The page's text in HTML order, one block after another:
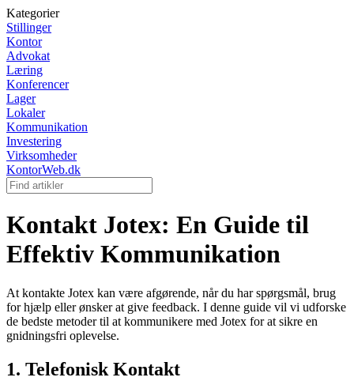
Kategorier
Stillinger
Kontor
Advokat
Læring
Konferencer
Lager
Lokaler
Kommunikation
Investering
Virksomheder
KontorWeb.dk
Kontakt Jotex: En Guide til
Effektiv Kommunikation
At kontakte Jotex kan være afgørende, når du har spørgsmål, brug
for hjælp eller ønsker at give feedback. I denne guide vil vi udforske
de bedste metoder til at kommunikere med Jotex for at sikre en
gnidningsfri oplevelse.
1. Telefonisk Kontakt